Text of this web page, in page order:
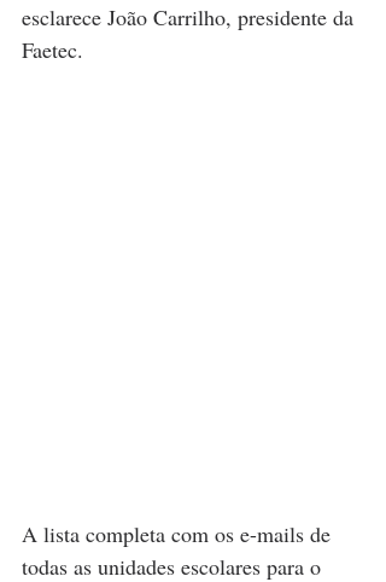
esclarece João Carrilho, presidente da
Faetec.
A lista completa com os e-mails de
todas as unidades escolares para o